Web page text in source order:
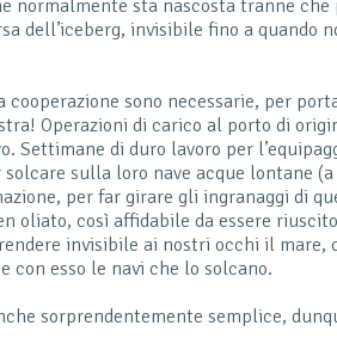
normalmente sta nascosta tranne che
dell’iceberg, invisibile fino a quando
cooperazione sono necessarie, per
Operazioni di carico al porto di
Settimane di duro lavoro per
sulla loro nave acque lontane
per far girare gli ingranaggi di
oliato, così affidabile da essere
invisibile ai nostri occhi il
con esso le navi che lo solcano.
sorprendentemente semplice,